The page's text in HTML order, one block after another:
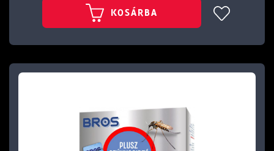
KOSÁRBA